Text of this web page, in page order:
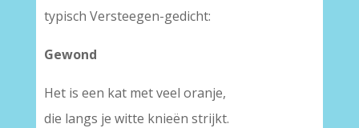
typisch Versteegen-gedicht:
Gewond
Het is een kat met veel oranje,
die langs je witte knieën strijkt.